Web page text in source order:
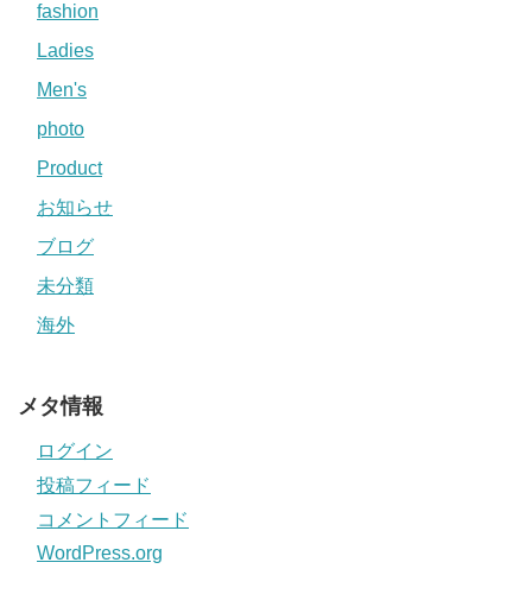
fashion
Ladies
Men's
photo
Product
お知らせ
ブログ
未分類
海外
メタ情報
ログイン
投稿フィード
コメントフィード
WordPress.org